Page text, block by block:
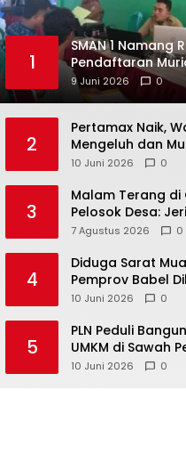
1
SMAN 1 Namang
Pendaftaran
2026/2027
9 Juni 2026 0
2
‎Pertamax Naik,
Mengeluh dan
ke Pertalite Meski
10 Juni 2026 0
3
Malam Terang di
Pelosok Desa:
Harapan Ketua
Babel
7 Agustus 2026 0
4
‎Diduga Sarat
Pemprov Babel
Lakukan Rotasi
10 Juni 2026 0
5
‎PLN Peduli
UMKM di Sawah
Namang, Dorong
10 Juni 2026 0